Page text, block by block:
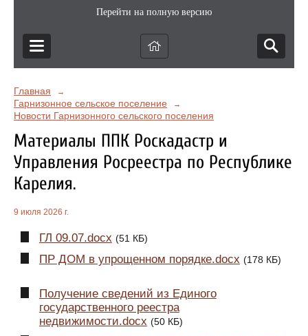
Перейти на полную версию
Главная →
Гарнизонное сельское поселение →
Новости Гарнизонного сельского поселения
Материалы ППК Роскадастр и
Управления Росреестра по Республике
Карелия.
9 июля 2026 г.
ГЛ 09.07.docx (51 КБ)
ПР ДОМ в упрощенном порядке.docx (178 КБ)
Получение сведений из Единого
государственного реестра
недвижимости.docx (50 КБ)